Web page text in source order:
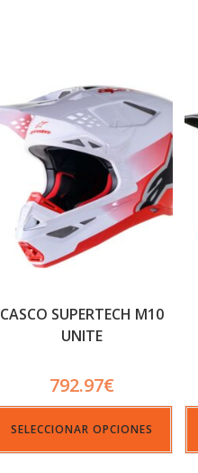
CASCO SUPERTECH M10
UNITE
792.97€
SELECCIONAR OPCIONES